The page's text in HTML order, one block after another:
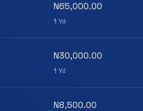
N65,000.00
1 Yıl
N30,000.00
1 Yıl
N8,500.00